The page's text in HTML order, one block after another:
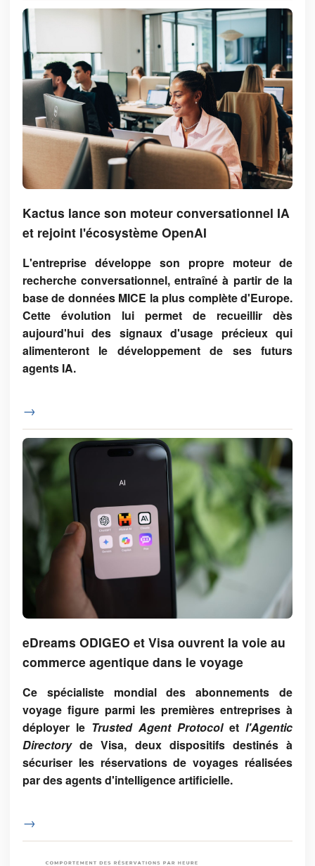
Kactus lance son moteur conversationnel IA
et rejoint l'écosystème OpenAI
L'entreprise développe son propre moteur de
recherche conversationnel, entraîné à partir de la
base de données MICE la plus complète d'Europe.
Cette évolution lui permet de recueillir dès
aujourd'hui des signaux d'usage précieux qui
alimenteront le développement de ses futurs
agents IA.
→
eDreams ODIGEO et Visa ouvrent la voie au
commerce agentique dans le voyage
Ce spécialiste mondial des abonnements de
voyage figure parmi les premières entreprises à
déployer le Trusted Agent Protocolet l'Agentic
Directoryde Visa, deux dispositifs destinés à
sécuriser les réservations de voyages réalisées
par des agents d'intelligence artificielle.
→